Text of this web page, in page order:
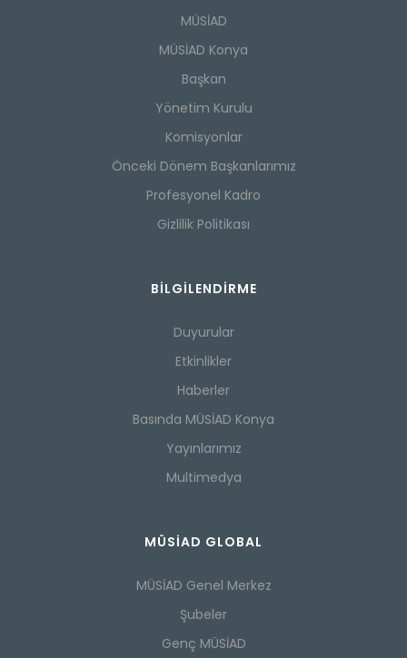
MÜSİAD
MÜSİAD Konya
Başkan
Yönetim Kurulu
Komisyonlar
Önceki Dönem Başkanlarımız
Profesyonel Kadro
Gizlilik Politikası
BILGILENDIRME
Duyurular
Etkinlikler
Haberler
Basında MÜSİAD Konya
Yayınlarımız
Multimedya
MÜSİAD GLOBAL
MÜSİAD Genel Merkez
Şubeler
Genç MÜSİAD